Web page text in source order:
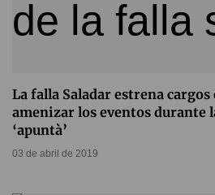
La falla Saladar estrena cargos
amenizar los eventos durante
‘apuntà’
03 de abril de 2019